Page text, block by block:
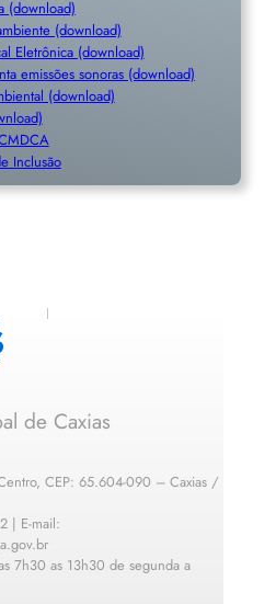
(download)
(download)
Eletrônica (download)
emissões sonoras (download)
(download)
Inclusão
de Caxias
CEP: 65.604-090 – Caxias /
| E-mail:
7h30 as 13h30 de segunda a